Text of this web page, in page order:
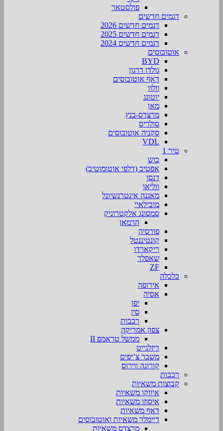
פולסטאר
דגמים חדשים
דגמים חדשים 2026
דגמים חדשים 2025
דגמים חדשים 2024
אוטובוסים
BYD
גולדן דרגון
דאף אוטובוסים
וולוו
יוטונג
מאן
מרצדס-בנץ
סולריס
סקניה אוטובוסים
VDL
טיר 1
בוש
אפטיב (דלפי אוטומוטיב)
דנסו
ווליאו
מאגנה אינטרנשיונל
מובילאיי
סמסונג אלקטרוניק
הרמאן
פורסיה
קונטיננטל
ריקארדו
שאפלר
ZF
כלכלה
אירופה
אסיה
יפן
סין
רכבות
צפון אמריקה
ממשל טראמפ II
דיזלגייט
משבר צ’יפים
קורונה ווירוס
רכבות
קבוצות משאיות
איווקו משאיות
איסוזו משאיות
דאף משאיות
דיימלר משאיות ואוטובוסים
מרצדס משאיות